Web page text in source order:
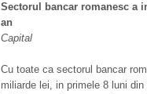
Sectorul bancar romanesc a
an
Capital
Cu toate ca sectorul bancar
miliarde lei, in primele 8 luni